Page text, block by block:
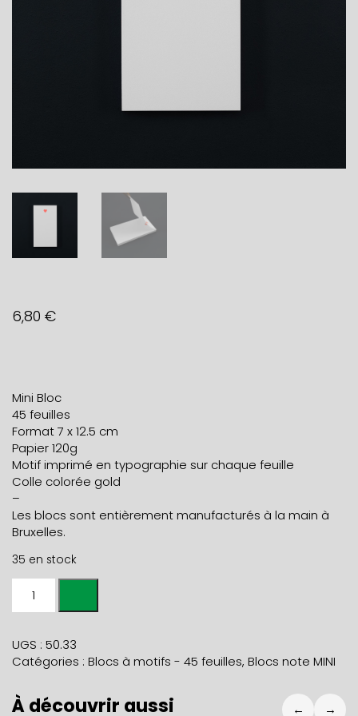
6,80 €
Mini Bloc
45 feuilles
Format 7 x 12.5 cm
Papier 120g
Motif imprimé en typographie sur chaque feuille
Colle colorée gold
–
Les blocs sont entièrement manufacturés à la main à
Bruxelles.
35 en stock
NOTE
COEUR
UGS : 50.33
Catégories : Blocs à motifs - 45 feuilles, Blocs note MINI
À découvrir aussi ← →